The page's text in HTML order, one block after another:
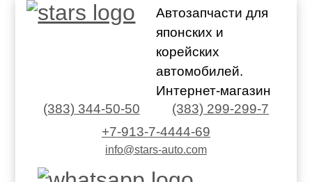
Автозапчасти для
японских и
корейских
автомобилей.
Интернет-магазин
(383) 344-50-50
(383) 299-299-7
+7-913-7-4444-69
info@stars-auto.com